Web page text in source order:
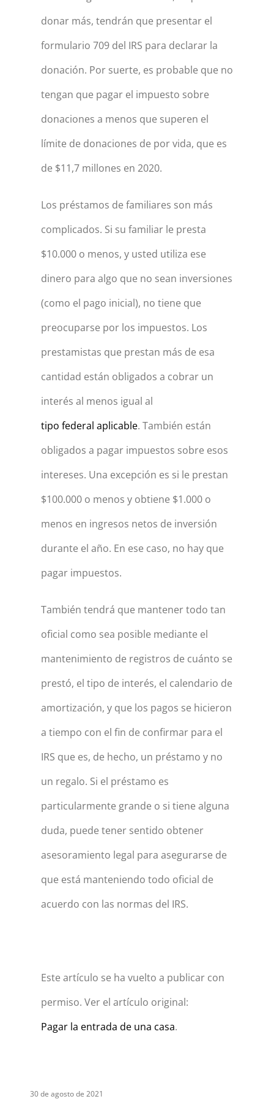
donar más, tendrán que presentar el
formulario 709 del IRS para declarar la
donación. Por suerte, es probable que no
tengan que pagar el impuesto sobre
donaciones a menos que superen el
límite de donaciones de por vida, que es
de $11,7 millones en 2020.
Los préstamos de familiares son más
complicados. Si su familiar le presta
$10.000 o menos, y usted utiliza ese
dinero para algo que no sean inversiones
(como el pago inicial), no tiene que
preocuparse por los impuestos. Los
prestamistas que prestan más de esa
cantidad están obligados a cobrar un
interés al menos igual al
tipo federal aplicable. También están
obligados a pagar impuestos sobre esos
intereses. Una excepción es si le prestan
$100.000 o menos y obtiene $1.000 o
menos en ingresos netos de inversión
durante el año. En ese caso, no hay que
pagar impuestos.
También tendrá que mantener todo tan
oficial como sea posible mediante el
mantenimiento de registros de cuánto se
prestó, el tipo de interés, el calendario de
amortización, y que los pagos se hicieron
a tiempo con el fin de confirmar para el
IRS que es, de hecho, un préstamo y no
un regalo. Si el préstamo es
particularmente grande o si tiene alguna
duda, puede tener sentido obtener
asesoramiento legal para asegurarse de
que está manteniendo todo oficial de
acuerdo con las normas del IRS.
Este artículo se ha vuelto a publicar con
permiso. Ver el artículo original:
Pagar la entrada de una casa.
30 de agosto de 2021